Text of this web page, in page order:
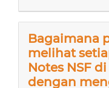
Bagaimana
melihat
Notes NSF
dengan